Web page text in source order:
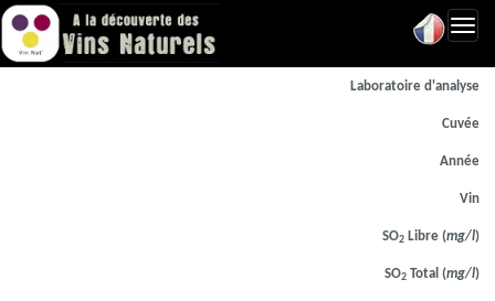
Laboratoire d'analyse
Cuvée
Année
Vin
SO2 Libre (mg/l)
SO2 Total (mg/l)